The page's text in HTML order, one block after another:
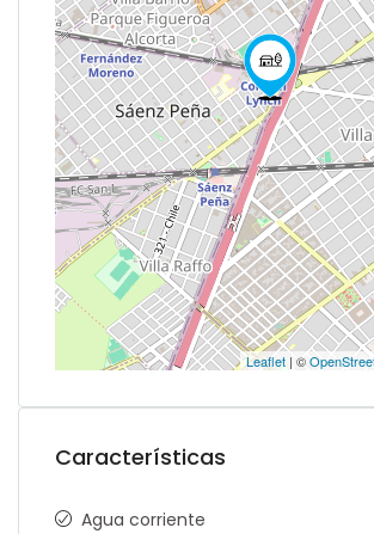
Leaflet | ©
Características
Agua corriente